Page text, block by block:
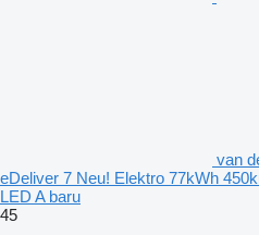
van
eDeliver 7 Neu! Elektro 77kWh
LED A baru
45